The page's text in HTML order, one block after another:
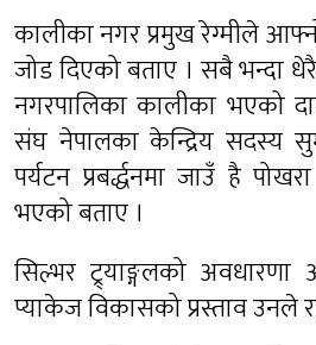
कालीका नगर प्रमुख रेग्मीले
जोड दिएको बताए । सबै भन्दा
नगरपालिका कालीका भएको
संघ नेपालका केन्द्रिय सदस्य
पर्यटन प्रबर्द्धनमा जाउँ है
भएको बताए ।
सिल्भर ट्र्याङ्गलको अवधारणा
प्याकेज विकासको प्रस्ताव उनले